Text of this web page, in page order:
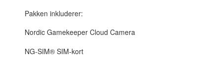
Pakken inkluderer:
Nordic Gamekeeper Cloud Camera
NG-SIM® SIM-kort